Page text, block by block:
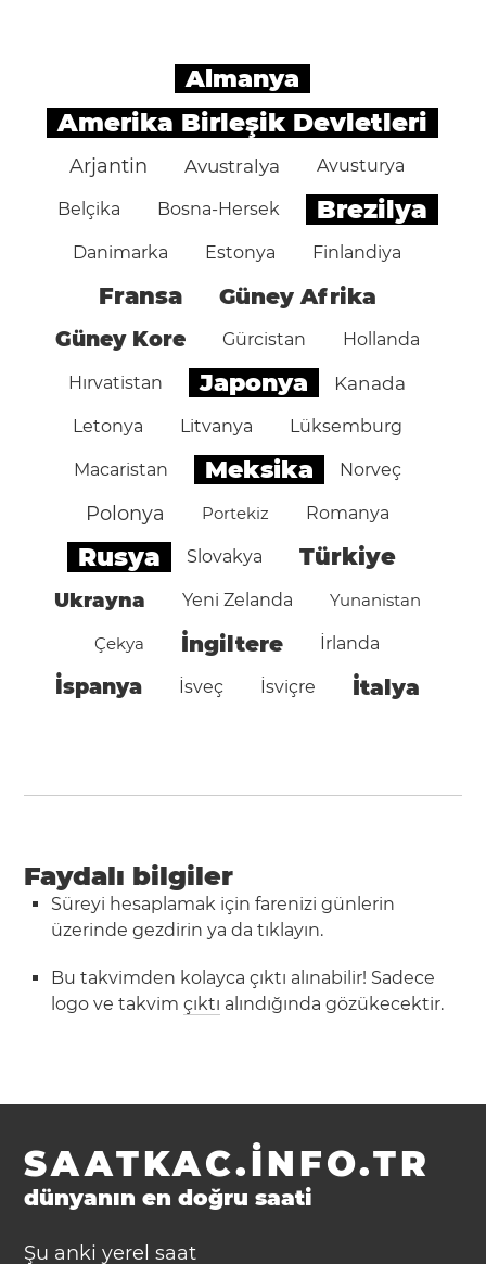
Almanya
Amerika Birleşik Devletleri
Arjantin Avustralya Avusturya
Belçika Bosna-Hersek Brezilya
Danimarka Estonya Finlandiya
Fransa Güney Afrika
Güney Kore Gürcistan Hollanda
Hırvatistan Japonya Kanada
Letonya Litvanya Lüksemburg
Macaristan Meksika Norveç
Polonya Portekiz Romanya
Rusya Slovakya Türkiye
Ukrayna Yeni Zelanda Yunanistan
Çekya İngiltere İrlanda
İspanya İsveç İsviçre İtalya
Faydalı bilgiler
Süreyi hesaplamak için farenizi günlerin
üzerinde gezdirin ya da tıklayın.
Bu takvimden kolayca çıktı alınabilir! Sadece
logo ve takvimçıktı alındığında gözükecektir.
SAATKAC.INFO.TR
dünyanın en doğru saati
Şu anki yerel saat